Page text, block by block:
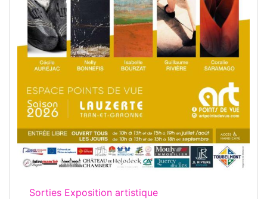
Sorties Exposition artistique